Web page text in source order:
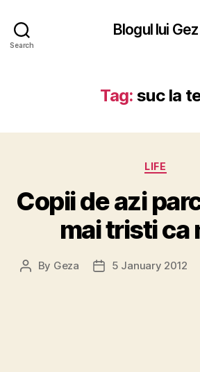
Search
Blogul lui Gez
Tag: suc la
LIFE
Copii de azi
mai tristi ca
Post
By Geza
Post5 January 2012